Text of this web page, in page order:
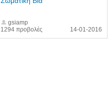
1294 προβολές
gsiamp
14-01-2016